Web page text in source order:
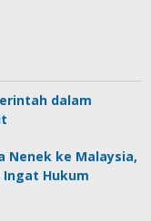
dalam
Nenek ke Malaysia,
Ingat Hukum